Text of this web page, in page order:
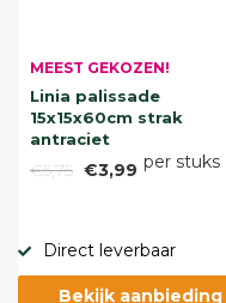
MEEST GEKOZEN!
Linia palissade
15x15x60cm strak
antraciet
€5,75 €3,99 per stuks
Direct leverbaar
Bekijk aanbieding